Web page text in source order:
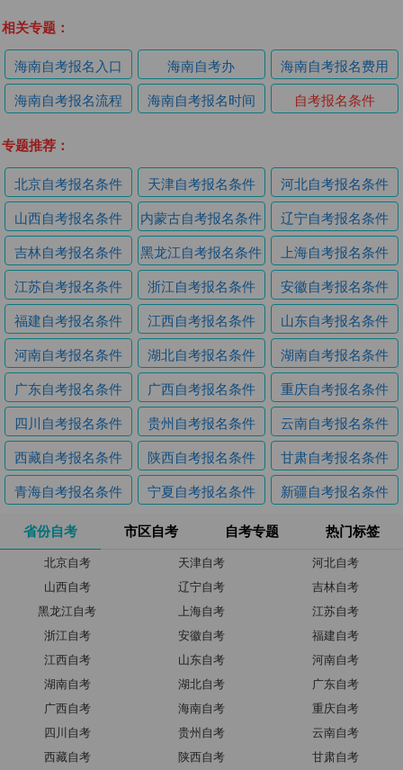
相关专题：
海南自考报名入口 海南自考办
海南自考报名费用
海南自考报名流程
海南自考报名时间 自考报名条件
专题推荐：
北京自考报名条件 天津自考报名条件
河北自考报名条件
山西自考报名条件
内蒙古自考报名条件
辽宁自考报名条件
吉林自考报名条件
黑龙江自考报名条件
上海自考报名条件
江苏自考报名条件
浙江自考报名条件
安徽自考报名条件
福建自考报名条件
江西自考报名条件
山东自考报名条件
河南自考报名条件
湖北自考报名条件
湖南自考报名条件
广东自考报名条件
广西自考报名条件
重庆自考报名条件
四川自考报名条件
贵州自考报名条件
云南自考报名条件
西藏自考报名条件
陕西自考报名条件
甘肃自考报名条件
青海自考报名条件
宁夏自考报名条件 新疆自考报名条件
省份自考 市区自考 自考专题 热门标签
北京自考 天津自考
河北自考
山西自考
辽宁自考
吉林自考
黑龙江自考
上海自考
江苏自考
浙江自考
安徽自考
福建自考
江西自考
山东自考
河南自考
湖南自考
湖北自考
广东自考
广西自考
海南自考
重庆自考
四川自考
贵州自考
云南自考
西藏自考
陕西自考 甘肃自考